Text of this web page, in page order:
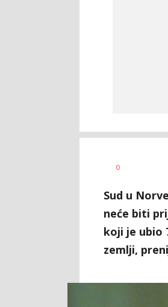
AUTOR
0
Sud u
neće biti
koji je ubio
zemlji,